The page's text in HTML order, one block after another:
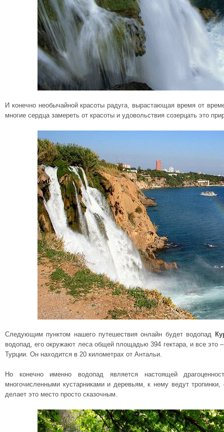
И конечно необычайной красоты радуга, вырастающая время от
многие сердца замереть от красоты и удовольствия созерцать это
Следующим пунктом нашего путешествия онлайн будет водопад
водопад, его окружают леса общей площадью 394 гектара, и все это
Турции. Он находится в 20 километрах от Антальи.
Но конечно именно водопад является настоящей
многочисленными кустарниками и деревьям, к нему ведут
делает это место просто сказочным.